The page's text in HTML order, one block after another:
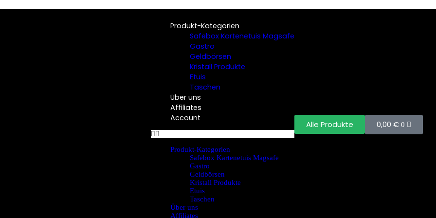
Alle Produkte
Produkt-Kategorien
Safebox Kartenetuis Magsafe
Gastro
Geldbörsen
Kristall Produkte
Etuis
Taschen
Über uns
Affiliates
Account
Produkt-Kategorien
Safebox Kartenetuis Magsafe
Gastro
Geldbörsen
Kristall Produkte
Etuis
Taschen
Über uns
Affiliates
0,00 € 0